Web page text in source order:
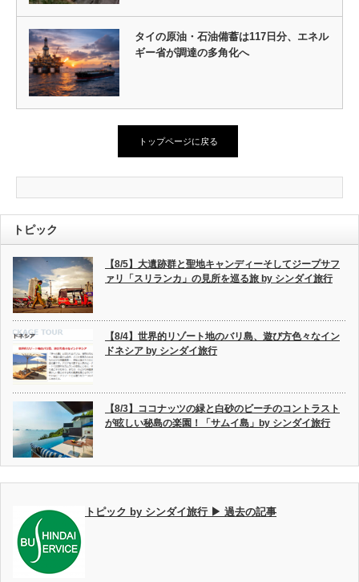
タイの原油・石油備蓄は117日分、エネル
ギー省が調達の多角化へ
トップページに戻る
トピック
【8/5】大遺跡群と聖地キャンディーそしてジープサフ
ァリ「スリランカ」の見所を巡る旅 by シンダイ旅行
【8/4】世界的リゾート地のバリ島、遊び方色々なイン
ドネシア by シンダイ旅行
【8/3】ココナッツの緑と白砂のビーチのコントラスト
が眩しい秘島の楽園！「サムイ島」by シンダイ旅行
トピック by シンダイ旅行 ▶ 過去の記事